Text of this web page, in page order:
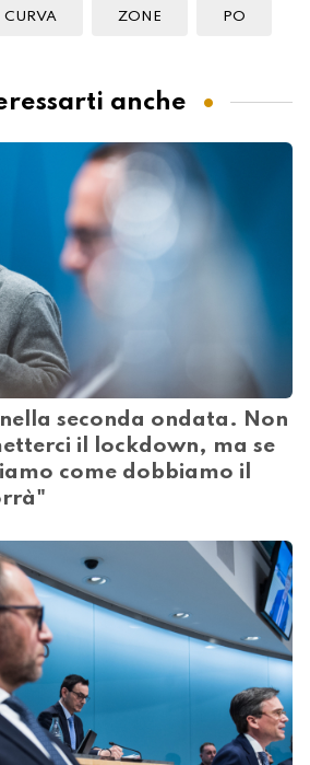
CURVA ZONE PO
anche
seconda ondata. Non
il lockdown, ma se
come dobbiamo il